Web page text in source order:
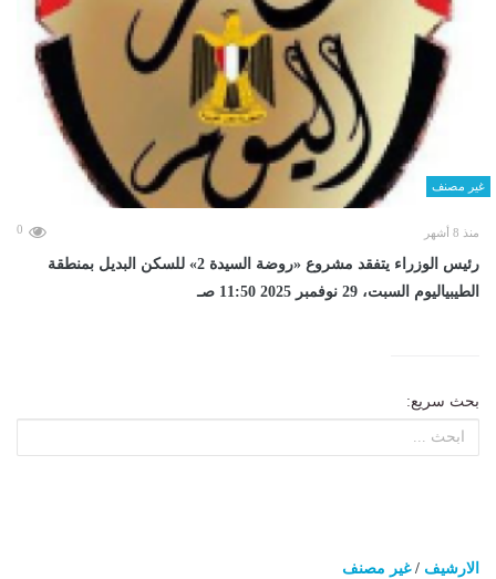
غير مصنف
منذ 8 أشهر 0
رئيس الوزراء يتفقد مشروع «روضة السيدة 2» للسكن البديل بمنطقة
الطيبياليوم السبت، 29 نوفمبر 2025 11:50 صـ
بحث سريع:
الارشيف /غير مصنف